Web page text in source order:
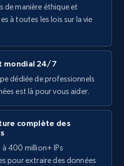
new posts
Title, Headline, Post
more.
Essai gratuit
- Posts
Description, Date
post, and more.
de manière éthique et
à toutes les lois sur la vie
mondial 24/7
dédiée de professionnels
est là pour vous aider.
complète des
à 400 million+ IPs
pour extraire des données